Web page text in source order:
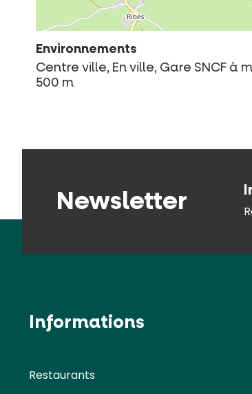
Environnements
Centre ville, En ville, Gare SNCF à
500 m
Newsletter
Informations
Restaurants